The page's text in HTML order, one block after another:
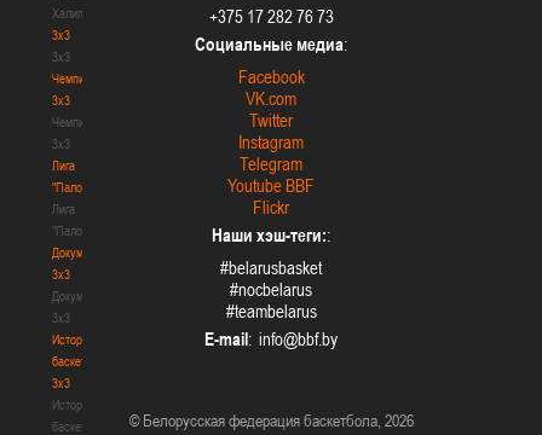
Халипского"
3x3
3x3
Чемпионат
3х3
Чемпионат
3х3
Лига
"Палова"
Лига
"Палова"
Документы
3х3
Документы
3х3
История
баскетбола
3х3
История
баскетбола
+375 17 282 76 73
Социальные медиа:
Facebook
VK.com
Twitter
Instagram
Telegram
Youtube BBF
Flickr
Наши хэш-теги::
#belarusbasket
#nocbelarus
#teambelarus
E-mail:
© Белорусская федерация баскетбола, 2026